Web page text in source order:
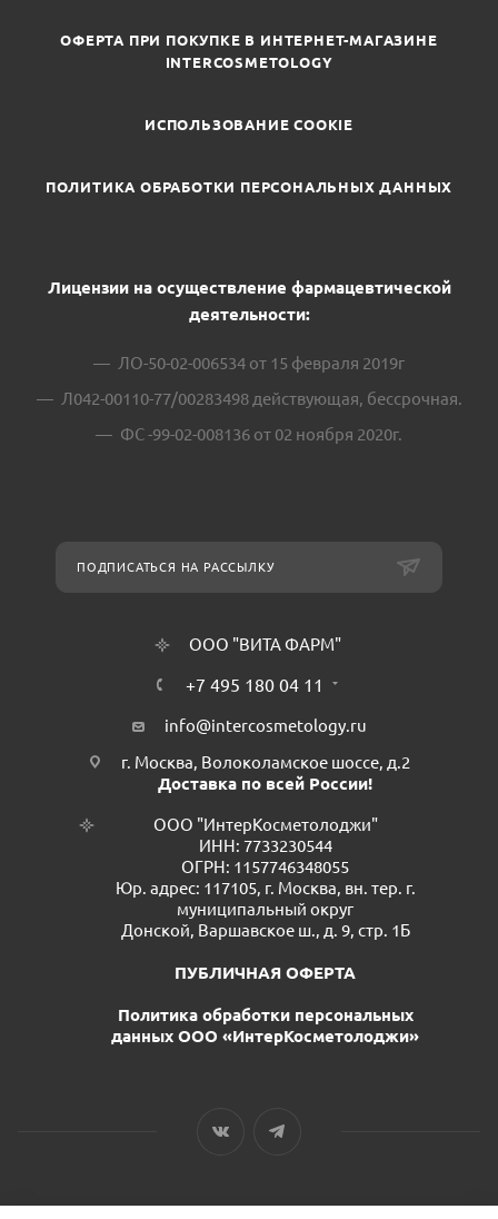
ОФЕРТА ПРИ ПОКУПКЕ В ИНТЕРНЕТ-МАГАЗИНЕ
INTERCOSMETOLOGY
ИСПОЛЬЗОВАНИЕ COOKIE
ПОЛИТИКА ОБРАБОТКИ ПЕРСОНАЛЬНЫХ ДАННЫХ
Лицензии на осуществление фармацевтической
деятельности:
ЛО-50-02-006534 от 15 февраля 2019г
Л042-00110-77/00283498 действующая, бессрочная.
ФС -99-02-008136 от 02 ноября 2020г.
ПОДПИСАТЬСЯ НА РАССЫЛКУ
ООО "ВИТА ФАРМ"
+7 495 180 04 11
info@intercosmetology.ru
г. Москва, Волоколамское шоссе, д.2
Доставка по всей России!
ООО "ИнтерКосметолоджи"
ИНН: 7733230544
ОГРН: 1157746348055
Юр. адрес: 117105, г. Москва, вн. тер. г.
муниципальный округ
Донской, Варшавское ш., д. 9, стр. 1Б
ПУБЛИЧНАЯ ОФЕРТА
Политика обработки персональных
данных ООО «ИнтерКосметолоджи»